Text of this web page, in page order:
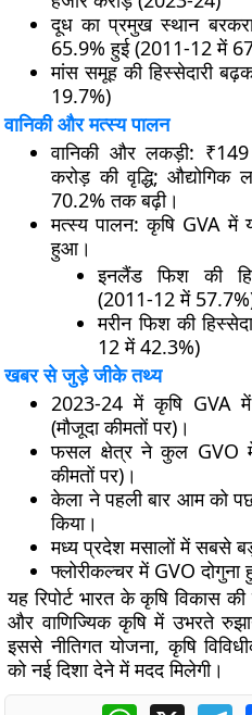
दूध का प्रमुख स्थान
65.9% हुई (2011-12 में
मांससमूह की हिस्सेदारी
19.7%)
वानिकी और मत्स्य पालन
वानिकी और लकड़ी: ₹149
करोड़ की वृद्धि; औद्योगिक
70.2% तक बढ़ी।
मत्स्य पालन: कृषि GVA में
हुआ।
इनलैंड फिश की
(2011-12 में
मरीन फिश की
12 में 42.3%)
खबर से जुड़े जीके तथ्य
2023-24 में कृषि GVA में
(मौजूदा कीमतों पर)।
फसल क्षेत्र ने कुल GVO में
कीमतों पर)।
केला ने पहली बार आम को
किया।
मध्य प्रदेश मसालों में सबसे
फ्लोरीकल्चर में GVO
यह रिपोर्ट भारत के कृषि विकास
और वाणिज्यिक कृषि में उभरते
इससे नीतिगत योजना, कृषि
को नई दिशा देने में मदद मिलेगी।